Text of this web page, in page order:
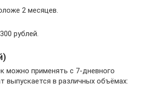
2 месяцев.
рублей.
можно применять с 7-дневного
выпускается в различных объёмах: